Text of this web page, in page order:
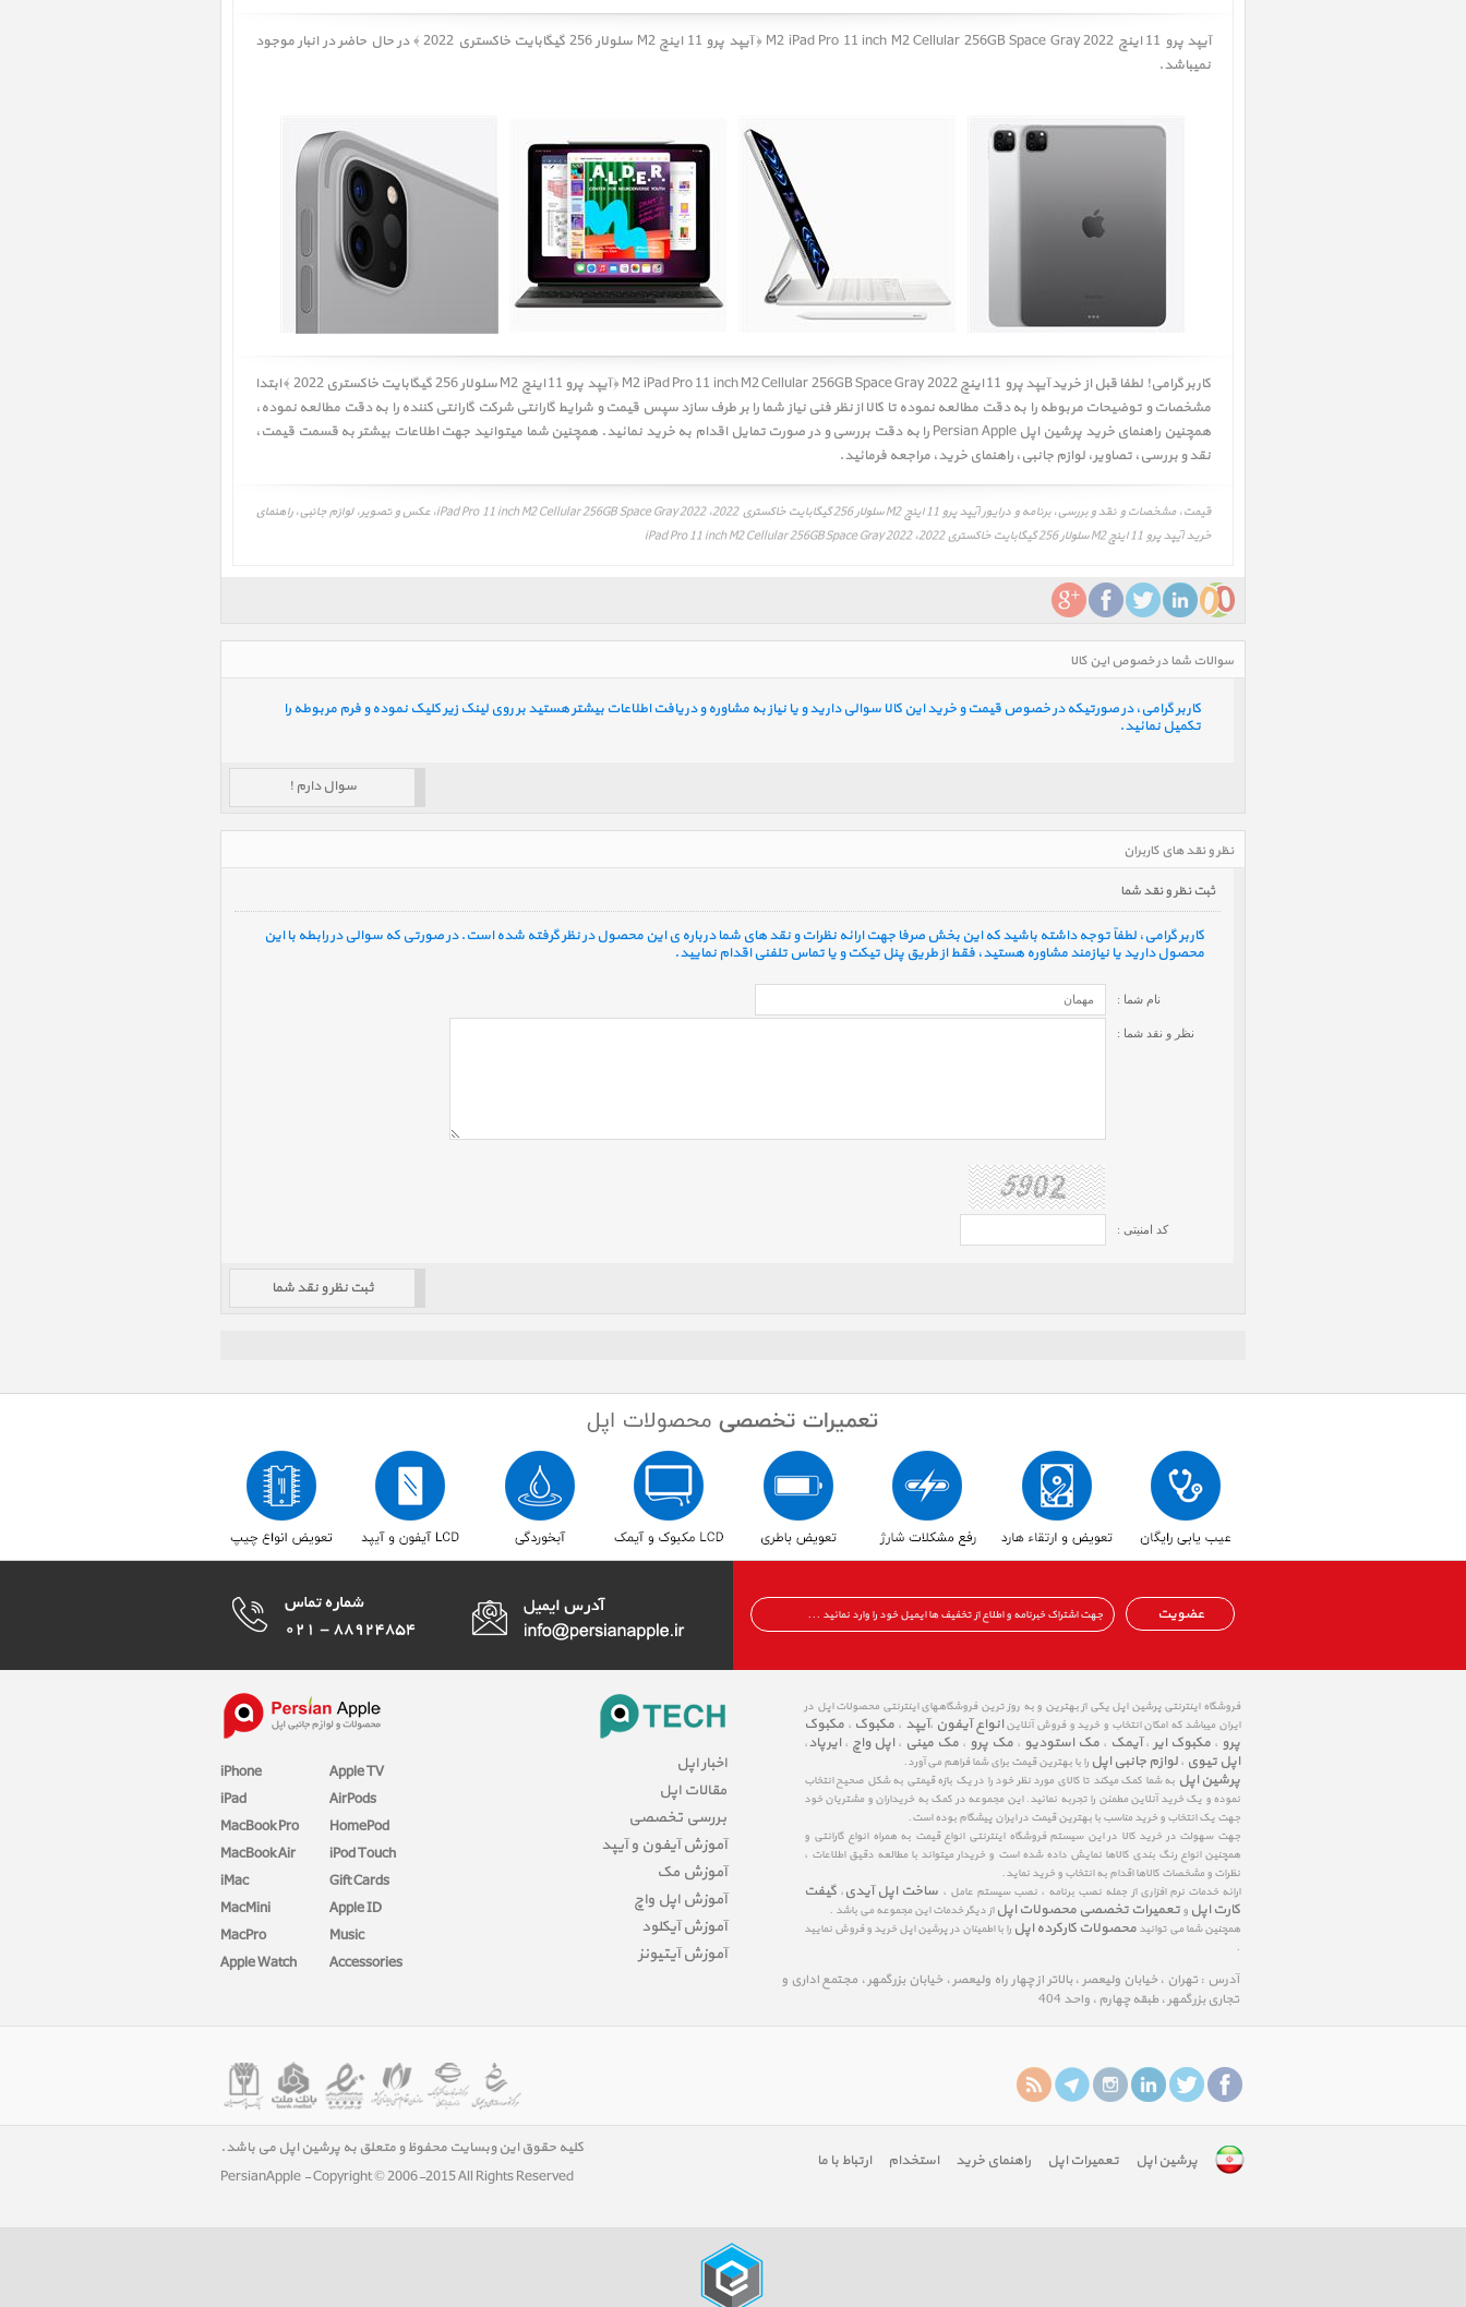
آیپد پرو 11 اینچ M2 iPad Pro 11 inch M2 Cellular 256GB Space Gray 2022 ﴿ آیپد پرو 11 اینچ M2 سلولار 256 گیگابایت خاکستری 2022 ﴾ در حال حاضر در انبار موجود
نمیباشد.
کاربر گرامی! لطفا قبل از خرید آیپد پرو 11 اینچ M2 iPad Pro 11 inch M2 Cellular 256GB Space Gray 2022 ﴿ آیپد پرو 11 اینچ M2 سلولار 256 گیگابایت خاکستری 2022 ﴾ ابتدا
مشخصات و توضیحات مربوطه را به دقت مطالعه نموده تا کالا از نظر فنی نیاز شما را بر طرف سازد سپس قیمت و شرایط گارانتی شرکت گارانتی کننده را به دقت مطالعه نموده،
همچنین راهنمای خرید پرشین اپل Persian Apple را به دقت بررسی و در صورت تمایل اقدام به خرید نمائید. همچنین شما میتوانید جهت اطلاعات بیشتر به قسمت
قیمت،
نقد و بررسی، تصاویر، لوازم جانبی، راهنمای خرید، مراجعه فرمائید.
قیمت، مشخصات و نقد و بررسی، برنامه و درایور آیپد پرو 11 اینچ M2 سلولار 256 گیگابایت خاکستری 2022، iPad Pro 11 inch M2 Cellular 256GB Space Gray 2022، عکس و تصویر، لوازم جانبی، راهنمای
خرید آیپد پرو 11 اینچ M2 سلولار 256 گیگابایت خاکستری 2022، iPad Pro 11 inch M2 Cellular 256GB Space Gray 2022
سوالات شما در خصوص این کالا
کاربر گرامی، در صورتیکه در خصوص قیمت و خرید این کالا سوالی دارید و یا نیاز به مشاوره و دریافت اطلاعات بیشتر هستید بر روی لینک زیر کلیک نموده و فرم مربوطه را
تکمیل نمائید.
سوال دارم !
نظر و نقد های کاربران
ثبت نظر و نقد شما
کاربر گرامی، لطفاً توجه داشته باشید که این بخش صرفا جهت ارائه نظرات و نقد های شما درباره ی این محصول در نظر گرفته شده است. در صورتی که سوالی در رابطه با این
محصول دارید یا نیازمند مشاوره هستید، فقط از طریق پنل تیکت و یا تماس تلفنی اقدام نمایید.
نام شما :
نظر و نقد شما :
کد امنیتی :
عضویت
iPhone
iPad
MacBook Pro
MacBook Air
iMac
MacMini
MacPro
Apple Watch
Apple TV
AirPods
HomePod
iPod Touch
Gift Cards
Apple ID
Music
Accessories
اخبار اپل
مقالات اپل
بررسی تخصصی
آموزش آیفون و آیپد
آموزش مک
آموزش اپل واچ
آموزش آیکلود
آموزش آیتیونز
فروشگاه اینترنتی پرشین اپل یکی از بهترین و به روز ترین فروشگاههای اینترنتی محصولات اپل در
ایران میباشد که امکان انتخاب و خرید و فروش آنلاینانواع آیفون ،آیپد ، مکبوک ، مکبوک
پرو ، مکبوک ایر ، آیمک ، مک استودیو ، مک پرو ، مک مینی ، اپل واچ ، ایرپاد،
اپل تیوی ، لوازم جانبی اپل را با بهترین قیمت برای شما فراهم می آورد.
پرشین اپل به شما کمک میکند تا کالای مورد نظر خود را در یک بازه قیمتی به شکل صحیح انتخاب
نموده و یک خرید آنلاین مطمئن را تجربه نمائید. این مجموعه در کمک به خریداران و مشتریان خود
جهت یک انتخاب و خرید مناسب با بهترین قیمت در ایران پیشگام بوده است.
جهت سهولت در خرید کالا در این سیستم فروشگاه اینترنتی انواع قیمت به همراه انواع گارانتی و
همچنین انواع رنگ بندی کالاها نمایش داده شده است و خریدار میتواند با مطالعه دقیق اطلاعات ،
نظرات و مشخصات کالاها اقدام به انتخاب و خرید نماید.
ارائه خدمات نرم افزاری از جمله نصب برنامه ، نصب سیستم عامل ، ساخت اپل آیدی ، گیفت
کارت اپل و تعمیرات تخصصی محصولات اپل از دیگر خدمات این مجموعه می باشد .
همچنین شما می توانید محصولات کارکرده اپل را با اطمینان در پرشین اپل خرید و فروش نمایید
.
آدرس : تهران ، خیابان ولیعصر ، بالاتر از چهار راه ولیعصر ، خیابان بزرگمهر ، مجتمع اداری و
تجاری بزرگمهر ، طبقه چهارم ، واحد 404
پرشین اپل تعمیرات اپل راهنمای خرید استخدام ارتباط با ما
کلیه حقوق این وبسایت محفوظ و متعلق به پرشین اپل می باشد.
PersianApple - Copyright © 2006-2015 All Rights Reserved